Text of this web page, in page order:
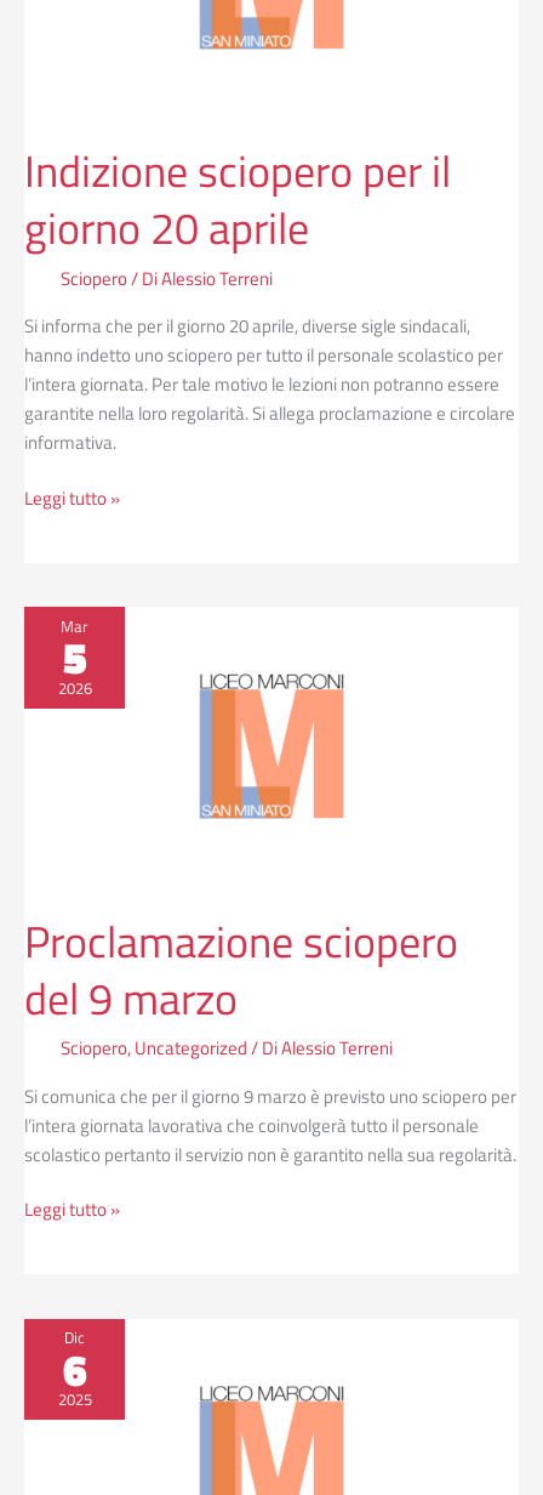
Indizione sciopero per il
giorno 20 aprile
Sciopero/ DiAlessio Terreni
Si informa che per il giorno 20 aprile, diverse sigle sindacali,
hanno indetto uno sciopero per tutto il personale scolastico per
l’intera giornata. Per tale motivo le lezioni non potranno essere
garantite nella loro regolarità. Si allega proclamazione e circolare
informativa.
Leggi tutto »
Mar
5
2026
Proclamazione sciopero
del 9 marzo
Sciopero,Uncategorized/ DiAlessio Terreni
Si comunica che per il giorno 9 marzo è previsto uno sciopero per
l’intera giornata lavorativa che coinvolgerà tutto il personale
scolastico pertanto il servizio non è garantito nella sua regolarità.
Proclamazione
sciopero
9
Leggi tutto »
Dic
6
2025
Proclamazione
sciopero
12/12